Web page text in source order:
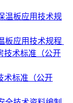
板应用技术规程
术标准（公开